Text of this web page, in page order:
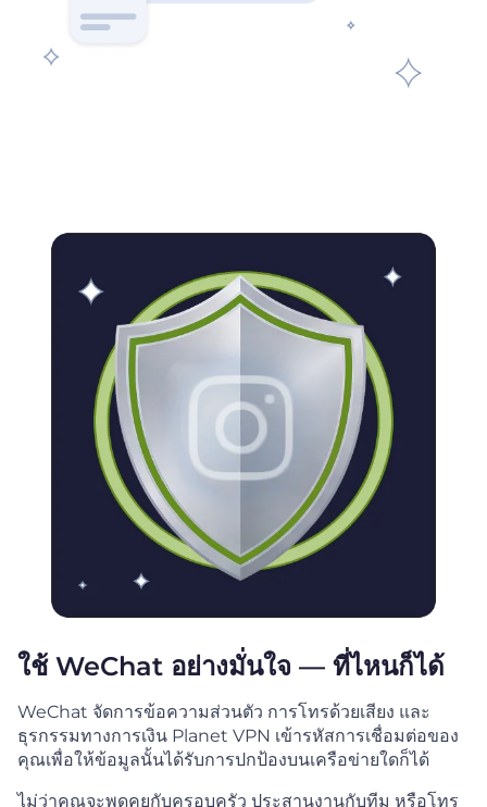
ใช้ WeChat อย่างมั่นใจ — ที่ไหนก็ได้
WeChat จัดการข้อความส่วนตัว การโทรด้วยเสียง และ
ธุรกรรมทางการเงิน Planet VPN เข้ารหัสการเชื่อมต่อของ
คุณเพื่อให้ข้อมูลนั้นได้รับการปกป้องบนเครือข่ายใดก็ได้
ไม่ว่าคุณจะพูดคุยกับครอบครัว ประสานงานกับทีม หรือโทร